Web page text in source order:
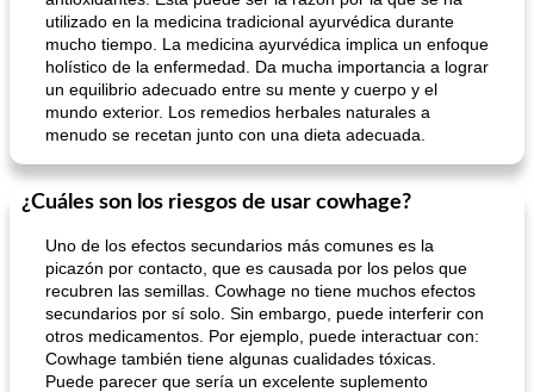
utilizado en la medicina tradicional ayurvédica durante
mucho tiempo. La medicina ayurvédica implica un enfoque
holístico de la enfermedad. Da mucha importancia a lograr
un equilibrio adecuado entre su mente y cuerpo y el
mundo exterior. Los remedios herbales naturales a
menudo se recetan junto con una dieta adecuada.
¿Cuáles son los riesgos de usar cowhage?
Uno de los efectos secundarios más comunes es la
picazón por contacto, que es causada por los pelos que
recubren las semillas. Cowhage no tiene muchos efectos
secundarios por sí solo. Sin embargo, puede interferir con
otros medicamentos. Por ejemplo, puede interactuar con:
Cowhage también tiene algunas cualidades tóxicas.
Puede parecer que sería un excelente suplemento